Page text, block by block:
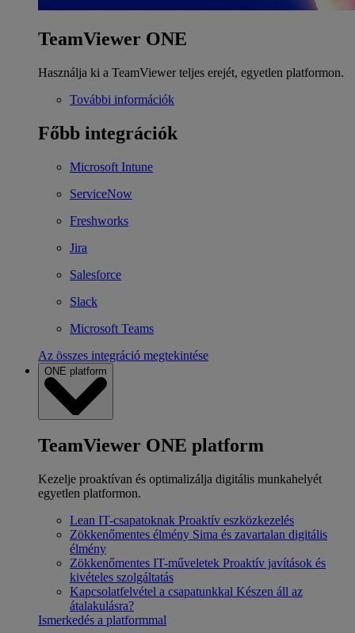
TeamViewer ONE
Használja ki a TeamViewer teljes erejét, egyetlen platformon.
További információk
Főbb integrációk
Microsoft Intune
ServiceNow
Freshworks
Jira
Salesforce
Slack
Microsoft Teams
Az összes integráció megtekintése
ONE platform
TeamViewer ONE platform
Kezelje proaktívan és optimalizálja digitális munkahelyét
egyetlen platformon.
Lean IT-csapatoknak Proaktív eszközkezelés
Zökkenőmentes élmény Sima és zavartalan digitális
élmény
Zökkenőmentes IT-műveletek Proaktív javítások és
kivételes szolgáltatás
Kapcsolatfelvétel a csapatunkkal Készen áll az
átalakulásra?
Ismerkedés a platformmal